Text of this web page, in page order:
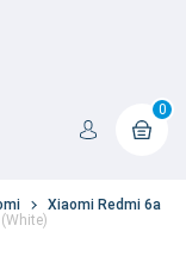
0
Xiaomi Redmi 6a